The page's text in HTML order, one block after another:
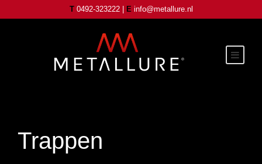
T 0492-323222 | E info@metallure.nl
Trappen